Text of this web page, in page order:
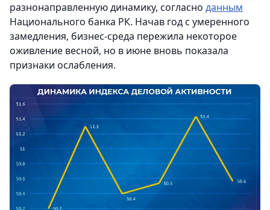
разнонаправленную динамику, согласно данным
Национального банка РК. Начав год с умеренного
замедления, бизнес-среда пережила некоторое
оживление весной, но в июне вновь показала
признаки ослабления.